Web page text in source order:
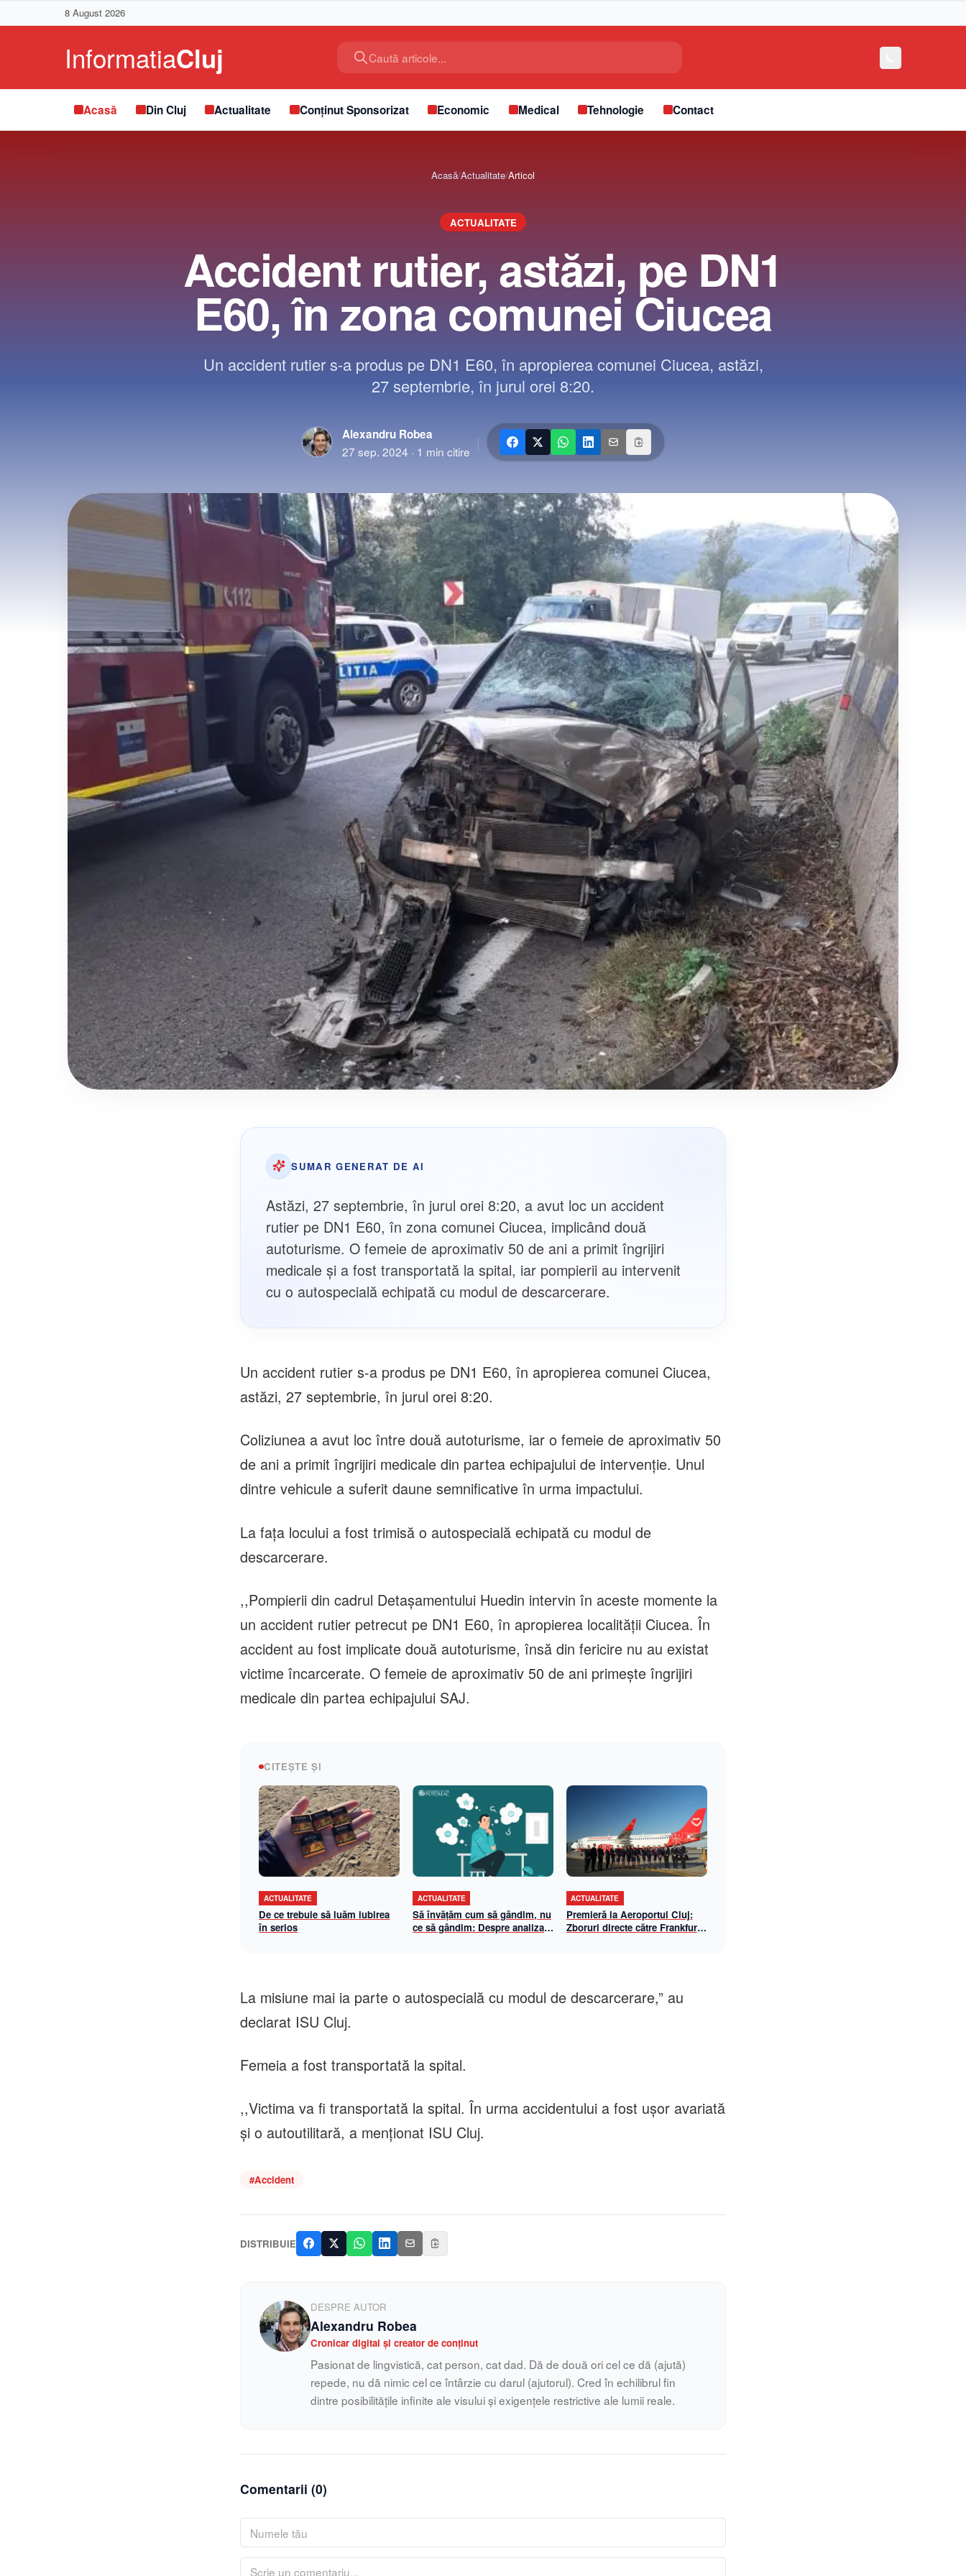
8 August 2026
Caută articole...
Acasă Din Cluj Actualitate Conținut Sponsorizat Economic Medical Tehnologie Contact
Acasă/Actualitate/Articol
ACTUALITATE
Accident rutier, astăzi, pe DN1
E60, în zona comunei Ciucea
Un accident rutier s-a produs pe DN1 E60, în apropierea comunei Ciucea, astăzi,
27 septembrie, în jurul orei 8:20.
Alexandru Robea
27 sep. 2024 · 1 min citire
|
SUMAR GENERAT DE AI
Astăzi, 27 septembrie, în jurul orei 8:20, a avut loc un accident
rutier pe DN1 E60, în zona comunei Ciucea, implicând două
autoturisme. O femeie de aproximativ 50 de ani a primit îngrijiri
medicale și a fost transportată la spital, iar pompierii au intervenit
cu o autospecială echipată cu modul de descarcerare.
Un accident rutier s-a produs pe DN1 E60, în apropierea comunei Ciucea,
astăzi, 27 septembrie, în jurul orei 8:20.
Coliziunea a avut loc între două autoturisme, iar o femeie de aproximativ 50
de ani a primit îngrijiri medicale din partea echipajului de intervenție. Unul
dintre vehicule a suferit daune semnificative în urma impactului.
La fața locului a fost trimisă o autospecială echipată cu modul de
descarcerare.
,,Pompierii din cadrul Detașamentului Huedin intervin în aceste momente la
un accident rutier petrecut pe DN1 E60, în apropierea localității Ciucea. În
accident au fost implicate două autoturisme, însă din fericire nu au existat
victime încarcerate. O femeie de aproximativ 50 de ani primește îngrijiri
medicale din partea echipajului SAJ.
CITEȘTE ȘI
ACTUALITATE
De ce trebuie să luăm iubirea
în serios
ACTUALITATE
Să învățăm cum să gândim, nu
ce să gândim: Despre analiza
ACTUALITATE
Premieră la Aeroportul Cluj:
Zboruri directe către Frankfurt
La misiune mai ia parte o autospecială cu modul de descarcerare,” au
declarat ISU Cluj.
Femeia a fost transportată la spital.
,,Victima va fi transportată la spital. În urma accidentului a fost ușor avariată
și o autoutilitară, a menționat ISU Cluj.
#Accident
DISTRIBUIE
DESPRE AUTOR
Alexandru Robea
Cronicar digital și creator de conținut
Pasionat de lingvistică, cat person, cat dad. Dă de două ori cel ce dă (ajută)
repede, nu dă nimic cel ce întârzie cu darul (ajutorul). Cred în echilibrul fin
dintre posibilitățile infinite ale visului și exigențele restrictive ale lumii reale.
Comentarii (0)